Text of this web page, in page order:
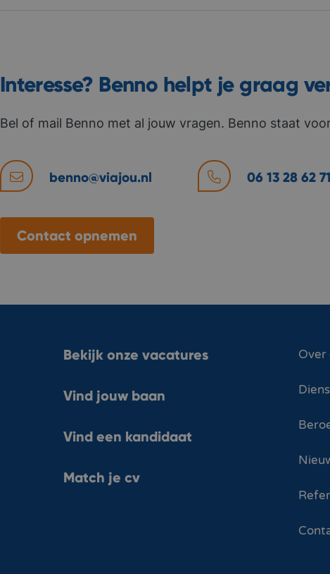
Interesse? Benno helpt je graag
Bel of mail Benno met al jouw vragen. Benno staat
benno@viajou.nl 06 13 28 62 71
Contact opnemen
Bekijk onze vacatures
Vind jouw baan
Vind een kandidaat
Match je cv
Over